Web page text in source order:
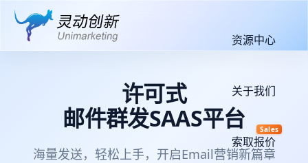
资源中心
关于我们
索取报价
Sales
许可式
邮件群发SAAS平台
海量发送，轻松上手，开启Email营销新篇章